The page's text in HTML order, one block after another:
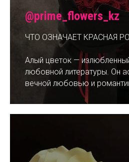
@prime_flowers_kz
ЧТО ОЗНАЧАЕТ КРАСНАЯ
Алый цветок —
любовной литературы. Он
вечной любовью и